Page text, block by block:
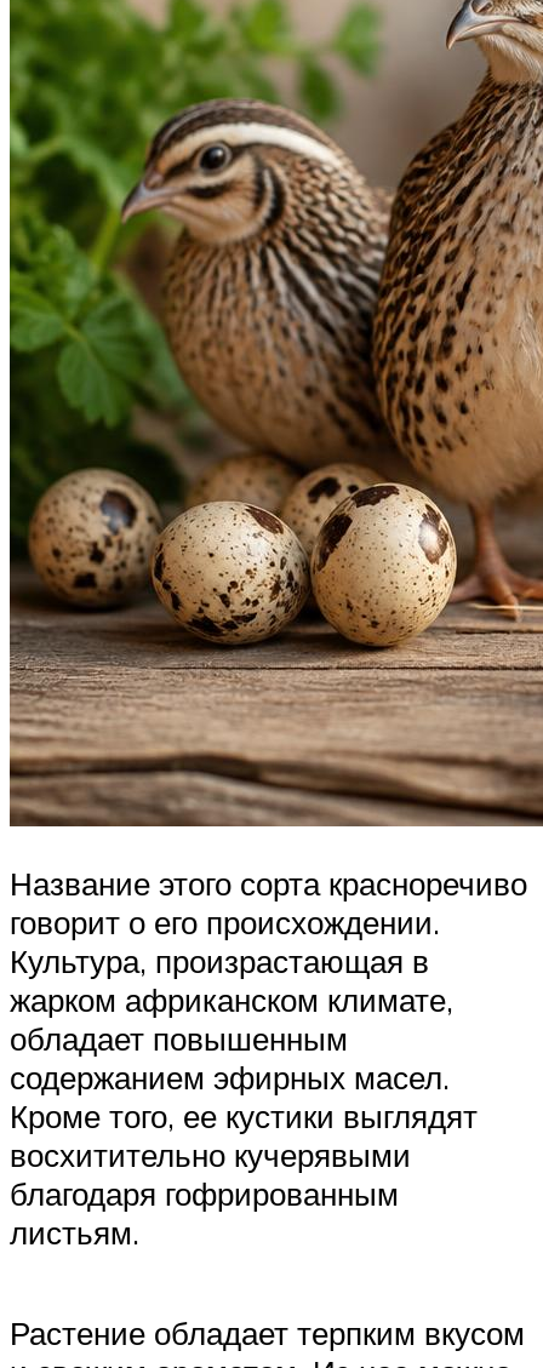
Название этого сорта красноречиво
говорит о его происхождении.
Культура, произрастающая в
жарком африканском климате,
обладает повышенным
содержанием эфирных масел.
Кроме того, ее кустики выглядят
восхитительно кучерявыми
благодаря гофрированным
листьям.
Растение обладает терпким вкусом